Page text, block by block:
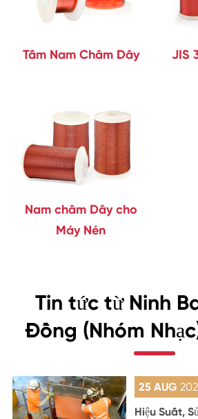
Tấm Nam Châm Dây
JIS
Nam châm Dây cho
Máy Nén
Tin tức từ Ninh
Đồng (Nhóm
25 AUG
Hiệu Suất,